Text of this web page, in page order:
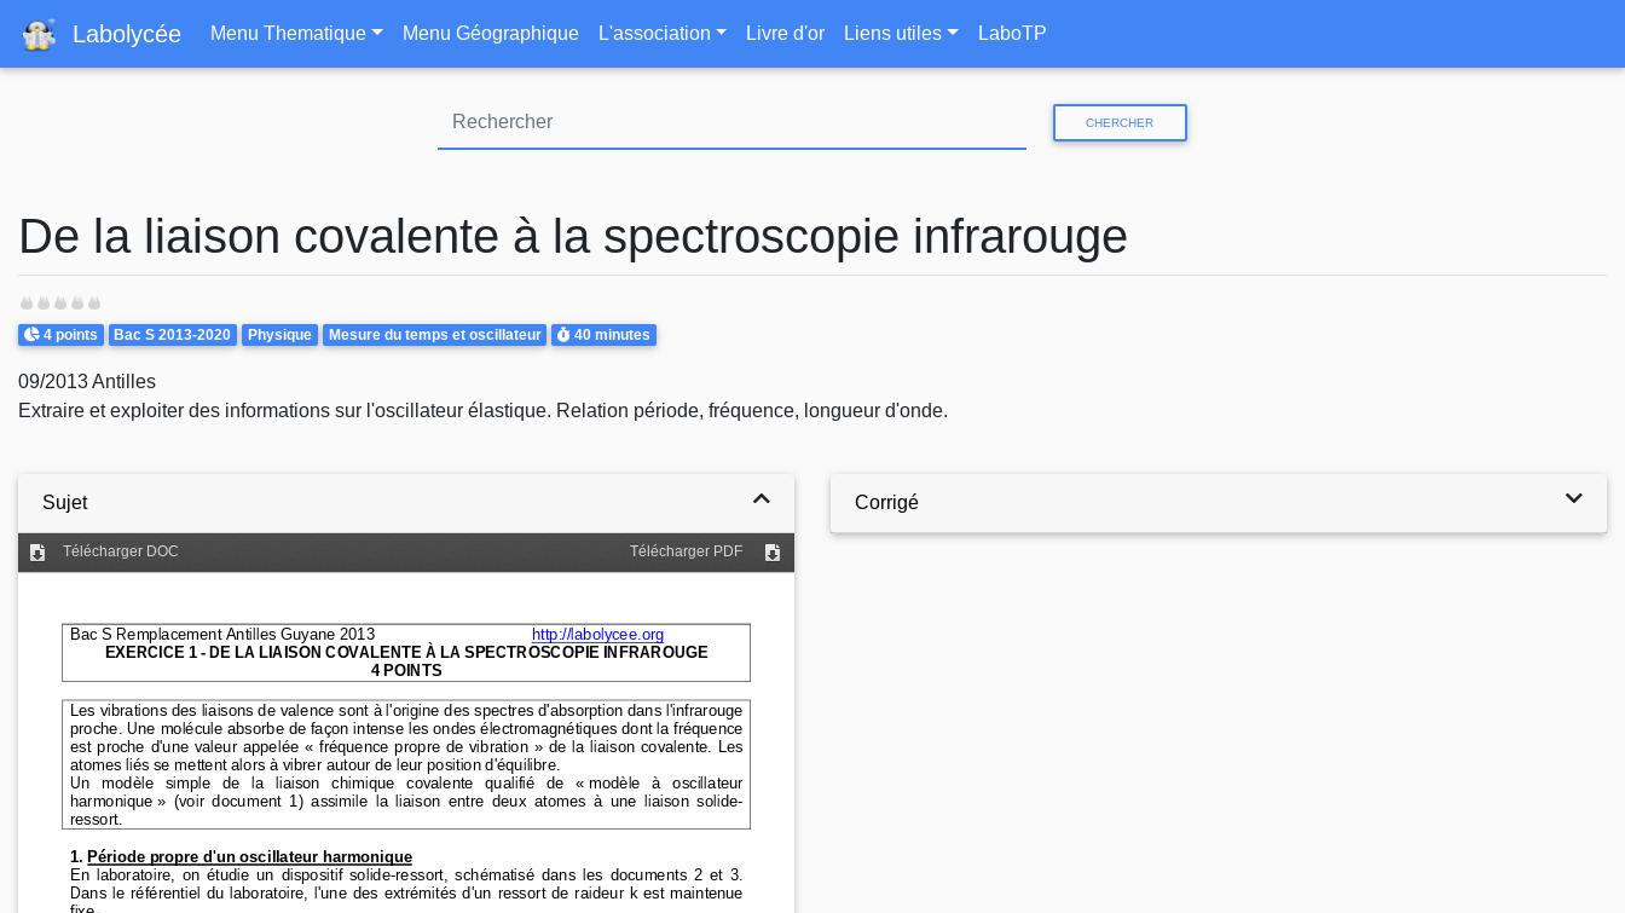
au
contenu
Labolycée Navigation principale
Menu Thematique Menu Géographique L'association Livre d'or Liens utiles LaboTP
CHERCHER
De la liaison covalente à la spectroscopie infrarouge
Points
4 points Theme
Bac S 2013-2020 Physique Mesure du temps et oscillateur Durée
40 minutes
09/2013 Antilles
Extraire et exploiter des informations sur l'oscillateur élastique. Relation période, fréquence, longueur d'onde.
Sujet Corrigé